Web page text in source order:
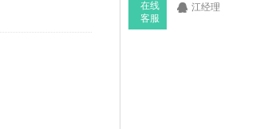
在线
客服
江经理